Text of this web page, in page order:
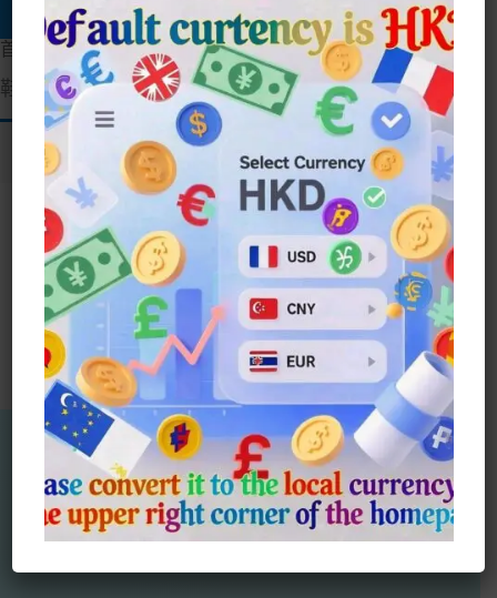
商品分類 MENU Search
首頁 / 鞋子Shoes
鞋子Shoes
找不到符合您選擇的商品
網站指南
●付款●會員